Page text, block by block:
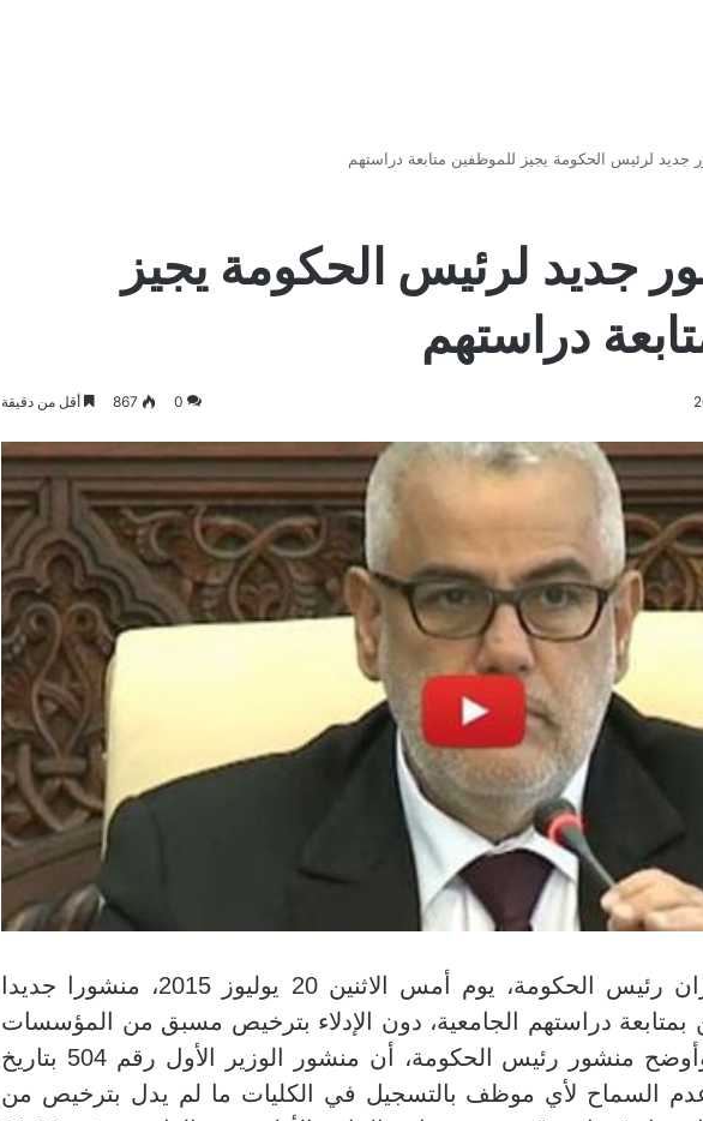
لرئيس الحكومة يجيز للموظفين متابعة دراستهم
جديد لرئيس الحكومة يجيز
دراستهم
0
867 أقل من دقيقة
أصدر عبد الإله ابن كيران رئيس الحكومة، يوم أمس الاثنين 20 يوليوز 2015، منشورا جديدا
دراستهم الجامعية، دون الإدلاء بترخيص مسبق من المؤسسات
التي يعملون بها. هذا، وأوضح منشور رئيس الحكومة، أن منشور الوزير الأول رقم 504 بتاريخ
عدم السماح لأي موظف بالتسجيل في الكليات ما لم يدل بترخيص من